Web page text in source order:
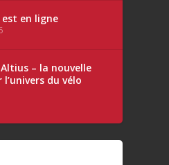
est en ligne
– la nouvelle
du vélo